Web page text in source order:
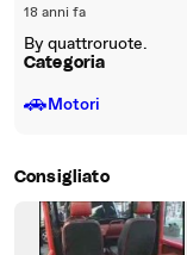
18 anni fa
By quattroruote.
Categoria
🚗Motori
Consigliato